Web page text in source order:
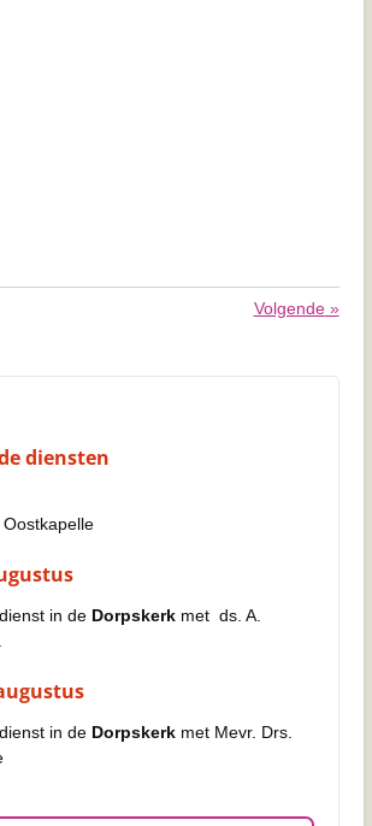
Volgende»
diensten
in de Dorpskerkmet ds. A.
in de Dorpskerkmet Mevr. Drs.